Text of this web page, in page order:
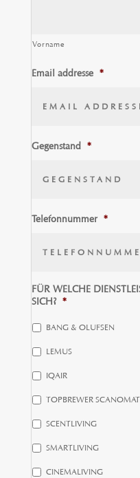
Vorname
Email addresse *
Gegenstand *
Telefonnummer *
FÜR WELCHE
SICH? *
BANG & OLUFSEN
LEMUS
IQAIR
TOPBREWER SCANOMAT
SCENTLIVING
SMARTLIVING
CINEMALIVING